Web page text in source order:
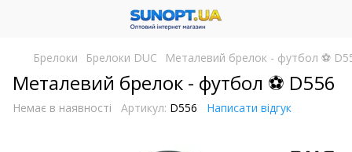
Брелоки Брелоки DUC Металевий брелок - футбол ⚽
Металевий брелок - футбол ⚽ D556
Немає в наявності Артикул: D556 Написати відгук